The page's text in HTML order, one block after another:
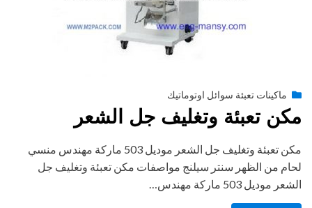
byengmansyPostedأغسطس 27, 2020
ماكينات تعبئة سوائل اوتوماتيك
مكن تعبئة وتغليف جل الشعر
مكن تعبئة وتغليف جل الشعر موديل 503 ماركة مهندس منسي
لحام من الظهر سنتر سيلنج مواصفات مكن تعبئة وتغليف جل
الشعر موديل 503 ماركة مهندس…